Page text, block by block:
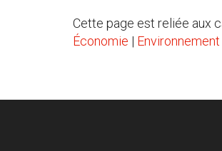
Cette page est reliée aux
Économie |